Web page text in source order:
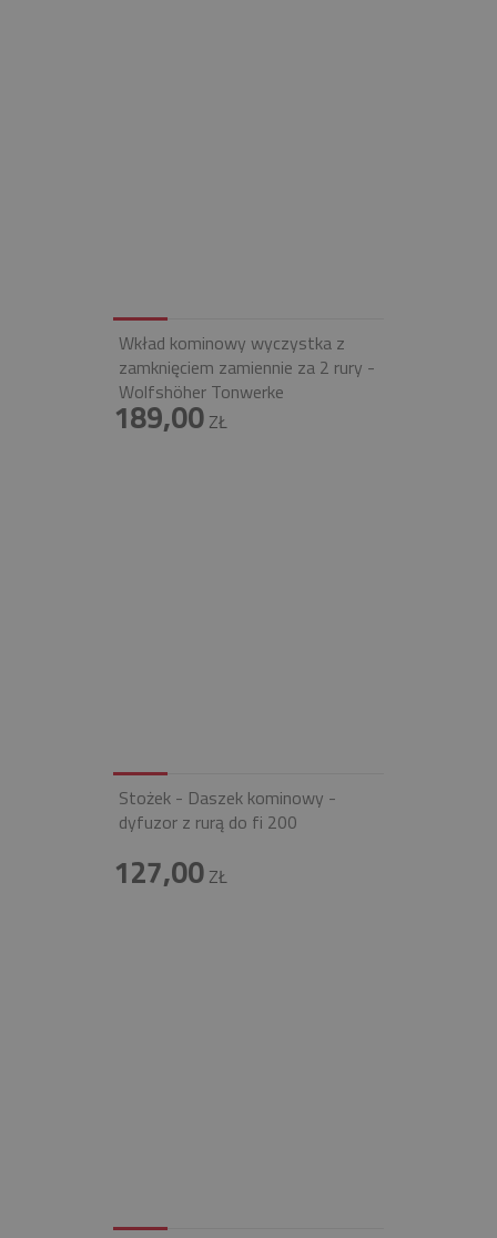
Wkład kominowy wyczystka z
zamknięciem zamiennie za 2 rury -
Wolfshöher Tonwerke
189,00ZŁ
Stożek - Daszek kominowy -
dyfuzor z rurą do fi 200
127,00ZŁ